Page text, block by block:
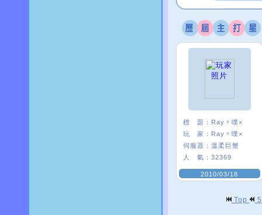
標 題： Ray〃噗×
玩 家： Ray〃噗×
伺服器： 溫柔巨蟹
人 氣： 32369
2010/03/18
Top 5